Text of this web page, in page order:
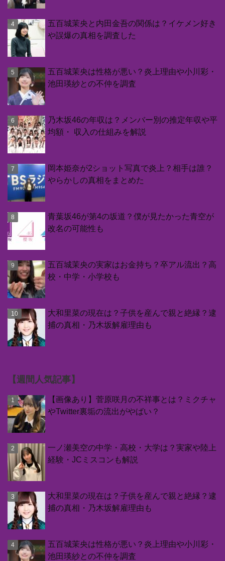
五百城茉央と内田金吾の関係は？イケメン好き
や誤爆の真相を調査した
五百城茉央は性格が悪い？炎上理由や小川彩・
池田瑛紗との不仲を調査
乃木坂46の年収は？メンバー別の推定年収や平
均額・ 収入の仕組みを解説
岡本姫奈が2ショット写真で炎上？相手は誰？
やらかしの真相をまとめた
青葉坂46が第4の坂道？僕が見たかった青空が
改名の可能性も
五百城茉央の実家はお金持ち？卒アル流出？高
校・中学・小学校も
大和里菜の現在は？子供を産んで親と絶縁？逮
捕の真相・乃木坂解雇理由も
【週間人気記事】
【画像あり】菅原咲月の不祥事とは？ミクチャ
やTwitter裏垢の流出がやばい？
一ノ瀬美空の中学・高校・大学は？実家や陸上
経験・JCミスコンも解説
大和里菜の現在は？子供を産んで親と絶縁？逮
捕の真相・乃木坂解雇理由も
五百城茉央は性格が悪い？炎上理由や小川彩・
池田瑛紗との不仲を調査